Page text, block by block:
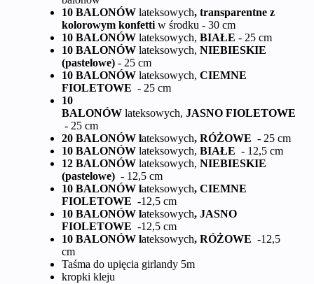
10 BALONÓW lateksowych, transparentne z
kolorowym konfettiw środku - 30 cm
10 BALONÓW lateksowych, BIAŁE - 25 cm
10 BALONÓW lateksowych, NIEBIESKIE
(pastelowe) - 25 cm
10 BALONÓW lateksowych, CIEMNE
FIOLETOWE - 25 cm
10
BALONÓW lateksowych, JASNO FIOLETOWE
- 25 cm
20 BALONÓW lateksowych, RÓŻOWE - 25 cm
10 BALONÓW lateksowych, BIAŁE - 12,5 cm
12 BALONÓW lateksowych, NIEBIESKIE
(pastelowe) - 12,5 cm
10 BALONÓW lateksowych, CIEMNE
FIOLETOWE -12,5 cm
10 BALONÓW lateksowych, JASNO
FIOLETOWE -12,5 cm
10 BALONÓW lateksowych, RÓŻOWE -12,5
cm
Taśma do upięcia girlandy 5m
kropki kleju